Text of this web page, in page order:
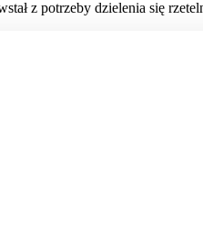
z potrzeby dzielenia się